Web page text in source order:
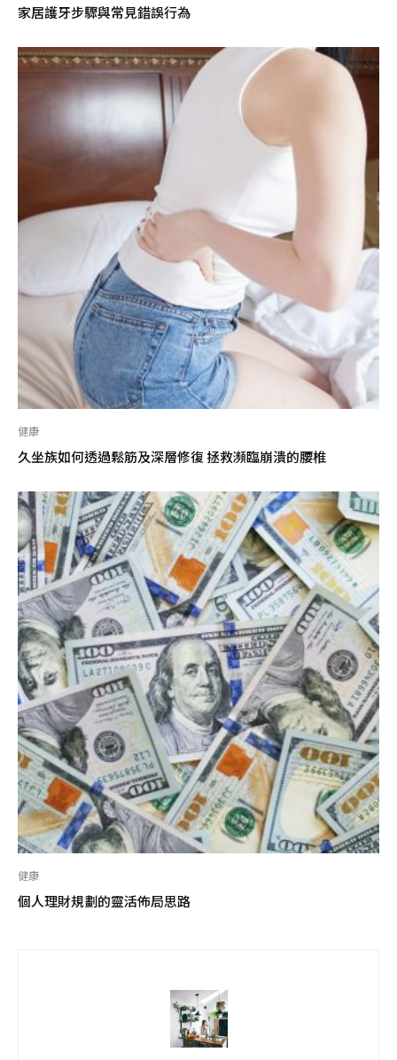
家居護牙步驟與常見錯誤行為
健康
久坐族如何透過鬆筋及深層修復 拯救瀕臨崩潰的腰椎
健康
個人理財規劃的靈活佈局思路